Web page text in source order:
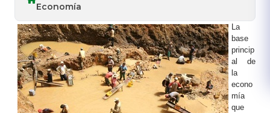
Economía
La
base
princip
al de
la
econo
mía
que